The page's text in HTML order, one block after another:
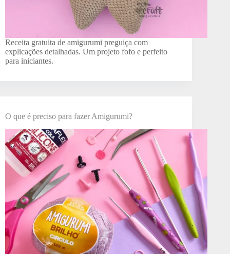
Receita gratuita de amigurumi preguiça com
explicações detalhadas. Um projeto fofo e perfeito
para iniciantes.
O que é preciso para fazer Amigurumi?